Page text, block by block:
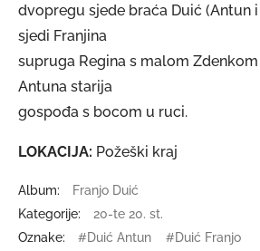
dvopregu sjede braća Duić (Antun i
sjedi Franjina
supruga Regina s malom
Antuna starija
gospođa s bocom u ruci.
LOKACIJA: Požeški kraj
Album:
Franjo Duić
Kategorije:
20-te 20. st.
Oznake:
#Duić Antun
#Duić Franjo